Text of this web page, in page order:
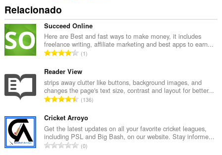
Relacionado
Succeed Online
Here are Best and fast ways to make money, it includes
freelance writing, affiliate marketing and best apps to earn...
N
m
e
r
o
o
t
a
1
Reader View
strips away clutter like buttons, background images, and
changes the page's text size, contrast and layout for better...
N
m
e
r
o
136
Cricket Arroyo
Get the latest updates on all your favorite cricket leagues,
including PSL and Big Bash, on our website. Stay informe...
N0